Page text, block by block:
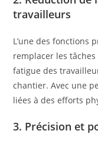
travailleurs
L’une des fonctions
remplacer les
fatigue des
chantier. Avec une
liées à des efforts
3. Précision et